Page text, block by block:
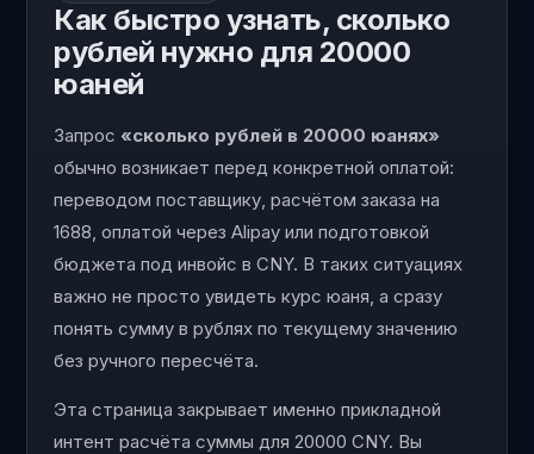
Как быстро узнать, сколько
рублей нужно для 20000
юаней
Запрос «сколько рублей в 20000 юанях»
обычно возникает перед конкретной оплатой:
переводом поставщику, расчётом заказа на
1688, оплатой через Alipay или подготовкой
бюджета под инвойс в CNY. В таких ситуациях
важно не просто увидеть курс юаня, а сразу
понять сумму в рублях по текущему значению
без ручного пересчёта.
Эта страница закрывает именно прикладной
интент расчёта суммы для 20000 CNY. Вы